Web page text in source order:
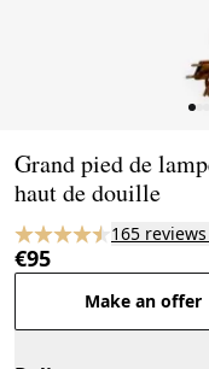
Grand pied de
haut de douille
165
€95
Make an offer